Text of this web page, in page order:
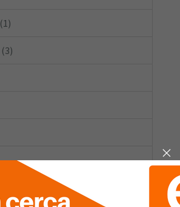
(1)
(3)